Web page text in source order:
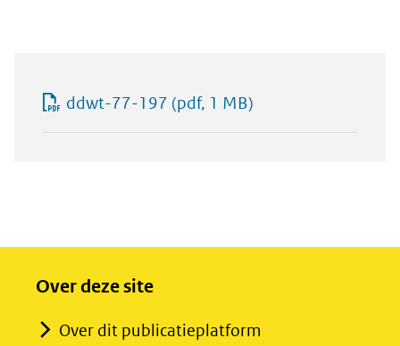
ddwt-77-197 (pdf, 1 MB)
Over deze site
Over dit publicatieplatform